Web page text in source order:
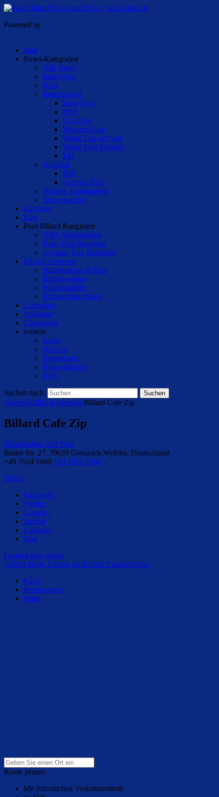
Powered by
Start
News-Kategorien
Alle News
Interviews
Blog
International
Euro-Tour
WM
US Open
Mosconi Cup
World Cup of Pool
World Pool Masters
EM
National
DM
German Tour
Women Tournaments
Showmatches
Kalender
Liga
Pool Billard Ranglisten
WPA Weltrangliste
Euro-Tour Rangliste
German Tour Rangliste
Billard-Adressen
Billardsalons & Bars
Billardvereine
Billardhändler
Eintrag hinzufügen
Cuemaker
Verbände
Champions
weitere
Links
Historie
Downloads
Bildergalerien
FAQ
Suchen nach:
StartseiteBillard-AdressenBillard Cafe Zip
Billard Cafe Zip
Billardsalons und Bars
Basler Str. 27, 79639 Grenzach-Wyhlen, Deutschland
+49 7624 1060 +49 7624 1060
Teilen
Facebook
Twitter
Google+
Tumblr
LinkedIn
Mail
Lesezeichen setzen
Gehört dieser Eintrag zu deinem Unternehmen?
Karte
Rezensionen
Fotos
Route planen
Mit öffentlichen Verkehrsmitteln